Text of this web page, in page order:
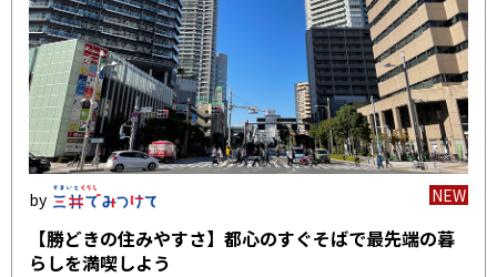
NEW
【勝どきの住みやすさ】都心のすぐそばで最先端の暮
らしを満喫しよう